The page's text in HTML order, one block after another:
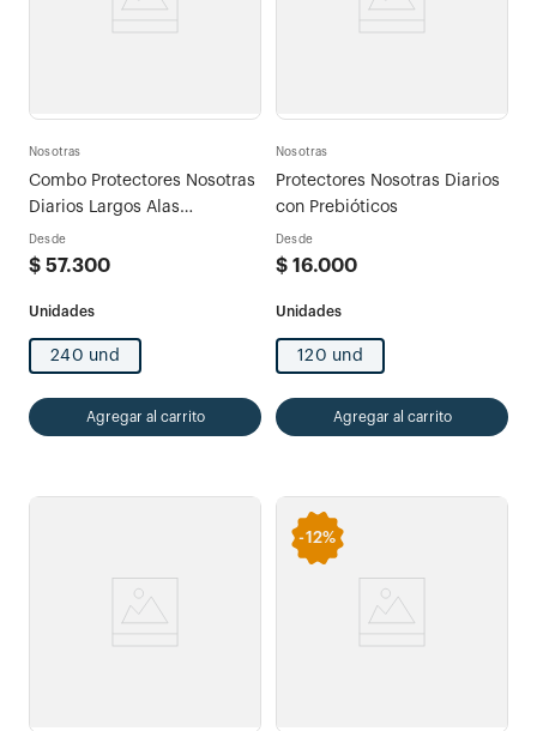
Nosotras
Combo Protectores Nosotras
Diarios Largos Alas
Multiestilo x 240und
Desde
$ 57.300
240 und
Agregar al carrito
Nosotras
Protectores Nosotras Diarios
con Prebióticos
Desde
$ 16.000
120 und
Agregar al carrito
-12%